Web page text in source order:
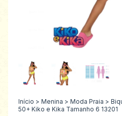
Início > Menina > Moda Praia >
50+ Kiko e Kika Tamanho 6 13201